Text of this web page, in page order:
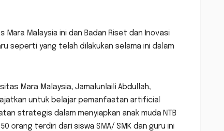
Malaysia ini dan Badan Riset dan Inovasi
seperti yang telah dilakukan selama ini dalam
Mara Malaysia, Jamalunlaili Abdullah,
untuk belajar pemanfaatan artificial
strategis dalam menyiapkan anak muda NTB
orang terdiri dari siswa SMA/ SMK dan guru ini